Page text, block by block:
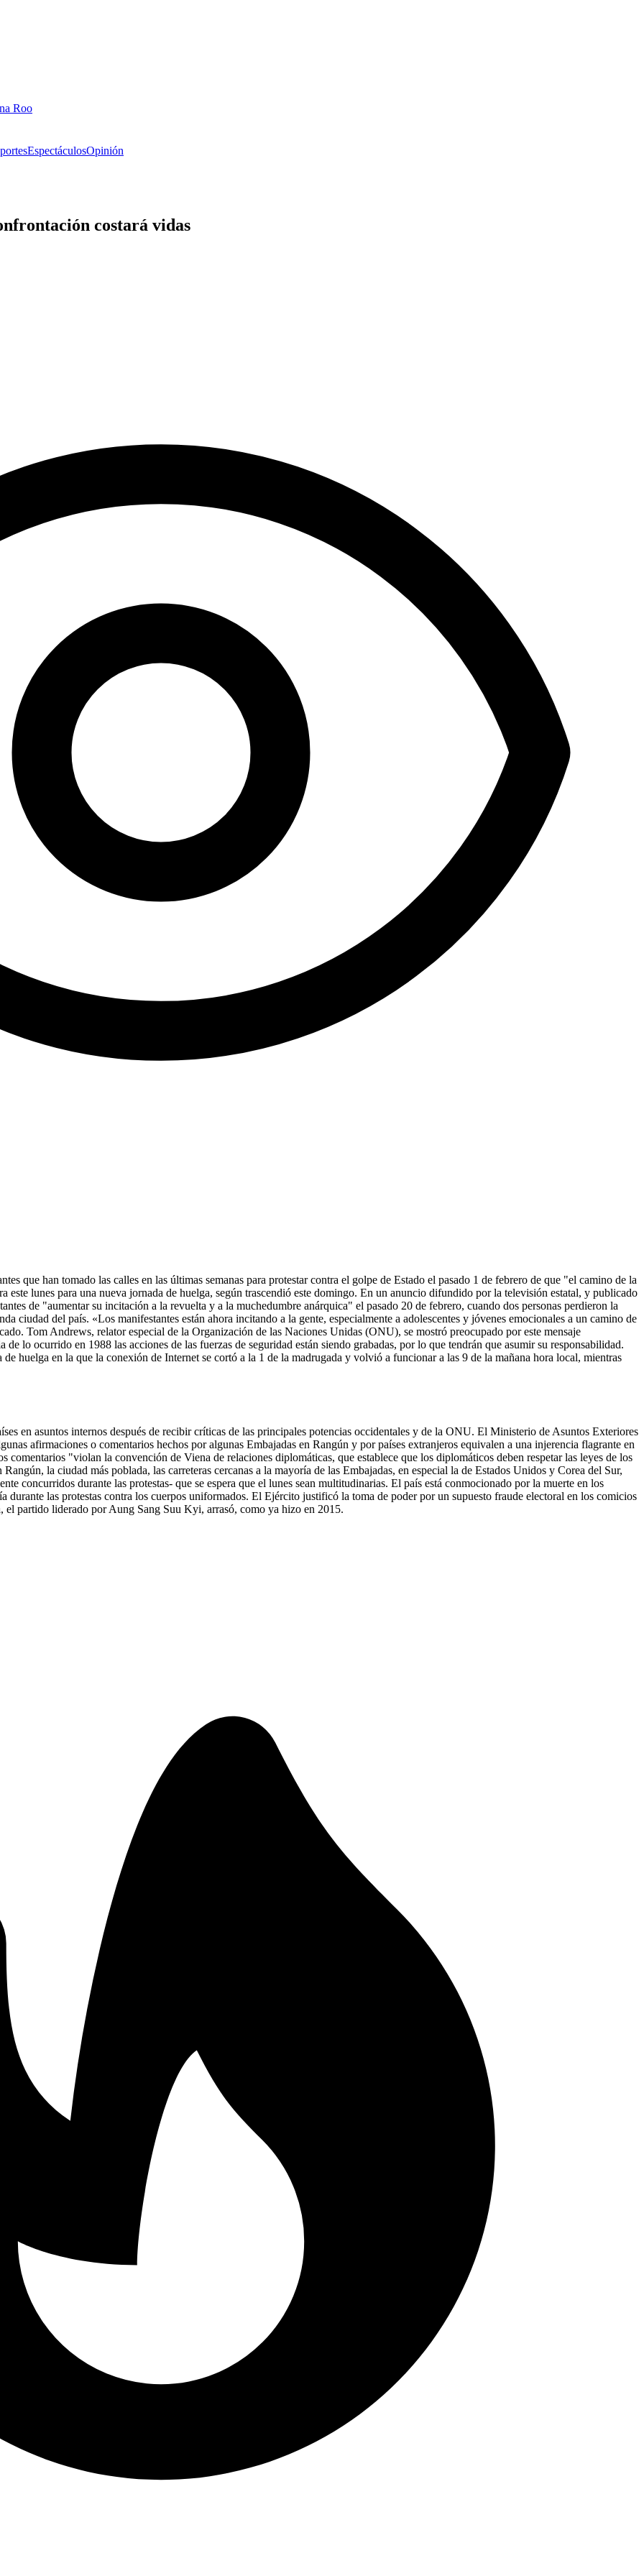
Roo
EspectáculosOpinión
costará vidas
que han tomado las calles en las últimas semanas para protestar contra el golpe de Estado el pasado 1 de febrero de que "el camino de la
este lunes para una nueva jornada de huelga, según trascendió este domingo. En un anuncio difundido por la televisión estatal, y publicado
de "aumentar su incitación a la revuelta y a la muchedumbre anárquica" el pasado 20 de febrero, cuando dos personas perdieron la
ciudad del país. «Los manifestantes están ahora incitando a la gente, especialmente a adolescentes y jóvenes emocionales a un camino de
Tom Andrews, relator especial de la Organización de las Naciones Unidas (ONU), se mostró preocupado por este mensaje
lo ocurrido en 1988 las acciones de las fuerzas de seguridad están siendo grabadas, por lo que tendrán que asumir su responsabilidad.
huelga en la que la conexión de Internet se cortó a la 1 de la madrugada y volvió a funcionar a las 9 de la mañana hora local, mientras
en asuntos internos después de recibir críticas de las principales potencias occidentales y de la ONU. El Ministerio de Asuntos Exteriores
afirmaciones o comentarios hechos por algunas Embajadas en Rangún y por países extranjeros equivalen a una injerencia flagrante en
comentarios "violan la convención de Viena de relaciones diplomáticas, que establece que los diplomáticos deben respetar las leyes de los
la ciudad más poblada, las carreteras cercanas a la mayoría de las Embajadas, en especial la de Estados Unidos y Corea del Sur,
concurridos durante las protestas- que se espera que el lunes sean multitudinarias. El país está conmocionado por la muerte en los
durante las protestas contra los cuerpos uniformados. El Ejército justificó la toma de poder por un supuesto fraude electoral en los comicios
partido liderado por Aung Sang Suu Kyi, arrasó, como ya hizo en 2015.